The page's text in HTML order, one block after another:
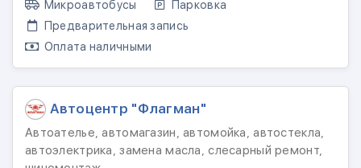
Микроавтобусы
Парковка
Предварительная запись
Оплата наличными
Автоцентр "Флагман"
Автоателье, автомагазин, автомойка, автостекла,
автоэлектрика, замена масла, слесарный ремонт,